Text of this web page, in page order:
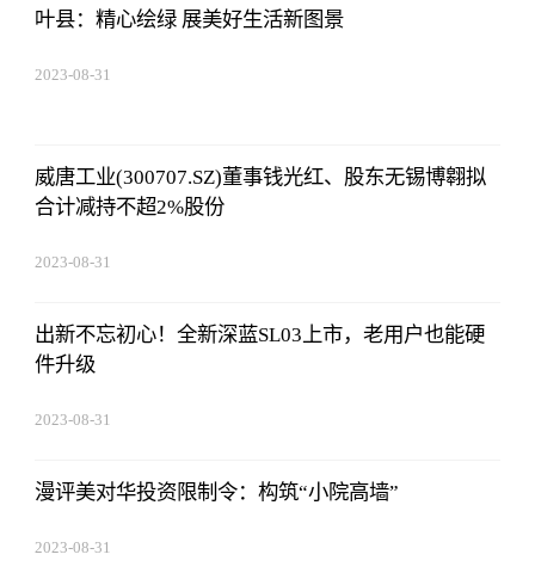
叶县：精心绘绿 展美好生活新图景
2023-08-31
威唐工业(300707.SZ)董事钱光红、股东无锡博翱拟
合计减持不超2%股份
2023-08-31
出新不忘初心！全新深蓝SL03上市，老用户也能硬
件升级
2023-08-31
漫评美对华投资限制令：构筑“小院高墙”
2023-08-31